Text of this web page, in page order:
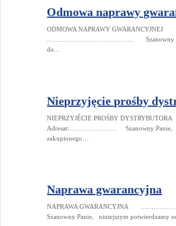
Odmowa naprawy
ODMOWA NAPRAWY
…………………………………. Szanowny
do…
Nieprzyjęcie prośby
NIEPRZYJÊCIE PROŚBY
Adresat:…………………. Szanowny Panie,
zakupionego…
Naprawa gwarancyjna
NAPRAWA GWARANCYJNA
Szanowny Panie, niniejszym potwierdzamy